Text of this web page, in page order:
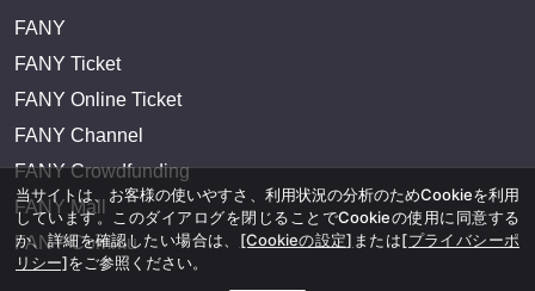
FANY
FANY Ticket
FANY Online Ticket
FANY Channel
FANY Crowdfunding
FANY Mall
FANY Commu
当サイトは、お客様の使いやすさ、利用状況の分析のためCookieを利用
しています。このダイアログを閉じることでCookieの使用に同意する
か、詳細を確認したい場合は、 [Cookieの設定] または[プライバシーポ
リシー]をご参照ください。